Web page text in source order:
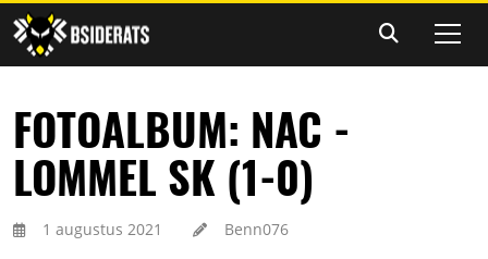
FOTOALBUM: NAC -
LOMMEL SK (1-0)
1 augustus 2021 Benn076